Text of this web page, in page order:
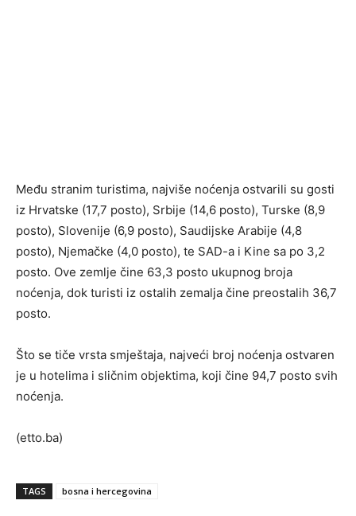
Među stranim turistima, najviše noćenja ostvarili su gosti
iz Hrvatske (17,7 posto), Srbije (14,6 posto), Turske (8,9
posto), Slovenije (6,9 posto), Saudijske Arabije (4,8
posto), Njemačke (4,0 posto), te SAD-a i Kine sa po 3,2
posto. Ove zemlje čine 63,3 posto ukupnog broja
noćenja, dok turisti iz ostalih zemalja čine preostalih 36,7
posto.
Što se tiče vrsta smještaja, najveći broj noćenja ostvaren
je u hotelima i sličnim objektima, koji čine 94,7 posto svih
noćenja.
(etto.ba)
TAGS bosna i hercegovina